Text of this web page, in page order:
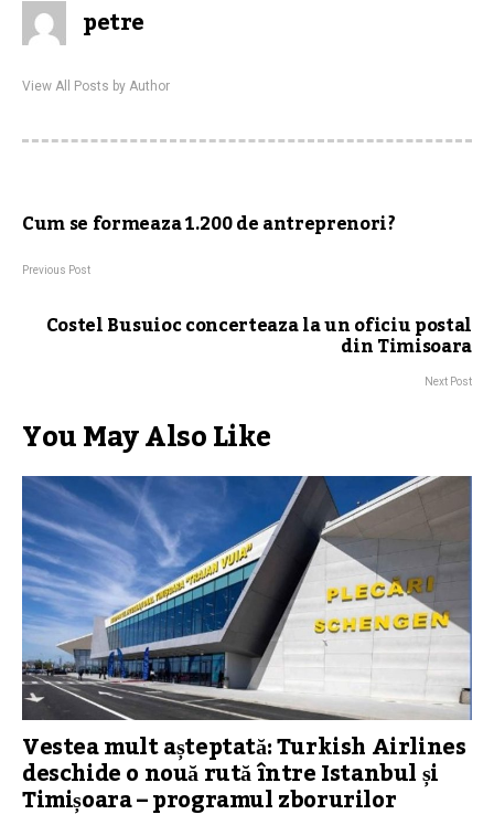
petre
View All Posts by Author
Cum se formeaza 1.200 de antreprenori?
Previous Post
Costel Busuioc concerteaza la un oficiu postal
din Timisoara
Next Post
You May Also Like
Vestea mult așteptată: Turkish Airlines
deschide o nouă rută între Istanbul și
Timișoara – programul zborurilor